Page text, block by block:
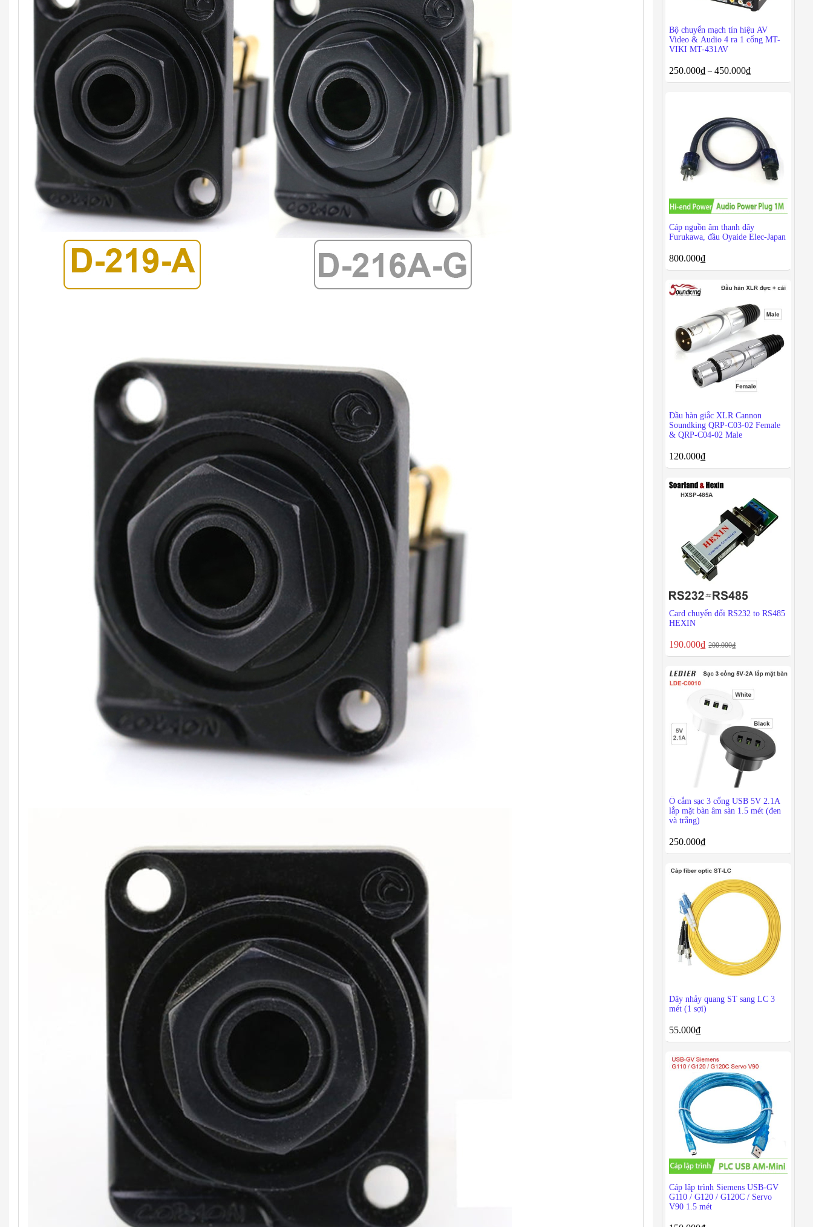
Bộ chuyển mạch tín hiệu AV
Video & Audio 4 ra 1 cổng MT-
VIKI MT-431AV
250.000₫ –450.000₫
Cáp nguồn âm thanh dây
Furukawa, đầu Oyaide Elec-Japan
800.000₫
Đầu hàn giắc XLR Cannon
Soundking QRP-C03-02 Female
& QRP-C04-02 Male
120.000₫
Card chuyển đổi RS232 to RS485
HEXIN
190.000₫ 200.000₫
Ổ cắm sạc 3 cổng USB 5V 2.1A
lắp mặt bàn âm sàn 1.5 mét (đen
và trắng)
250.000₫
Dây nhảy quang ST sang LC 3
mét (1 sợi)
55.000₫
Cáp lập trình Siemens USB-GV
G110 / G120 / G120C / Servo
V90 1.5 mét